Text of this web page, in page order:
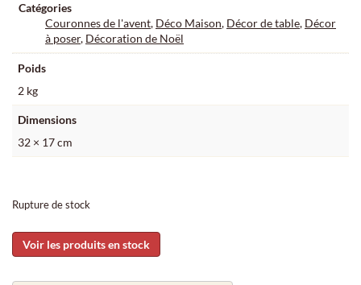
Catégories
Couronnes de l'avent, Déco Maison, Décor de table, Décor
à poser, Décoration de Noël
Poids
2 kg
Dimensions
32 × 17 cm
Rupture de stock
Voir les produits en stock